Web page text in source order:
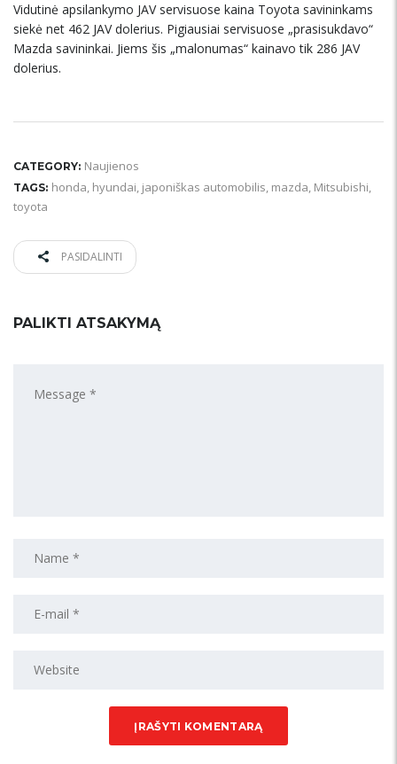
Vidutinė apsilankymo JAV servisuose kaina Toyota savininkams
siekė net 462 JAV dolerius. Pigiausiai servisuose „prasisukdavo“
Mazda savininkai. Jiems šis „malonumas“ kainavo tik 286 JAV
dolerius.
CATEGORY: Naujienos
TAGS: honda, hyundai, japoniškas automobilis, mazda, Mitsubishi,
toyota
PASIDALINTI
PALIKTI ATSAKYMĄ